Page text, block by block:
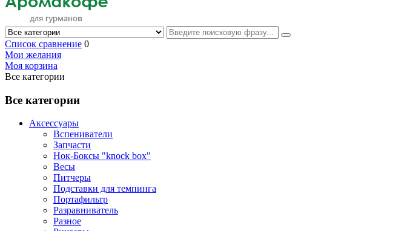
Список сравнение 0
Мои желания
Моя корзина
Все категории
Все категории
Аксессуары
Вспениватели
Запчасти
Нок-Боксы "knock box"
Весы
Питчеры
Подставки для темпинга
Портафильтр
Разравниватель
Разное